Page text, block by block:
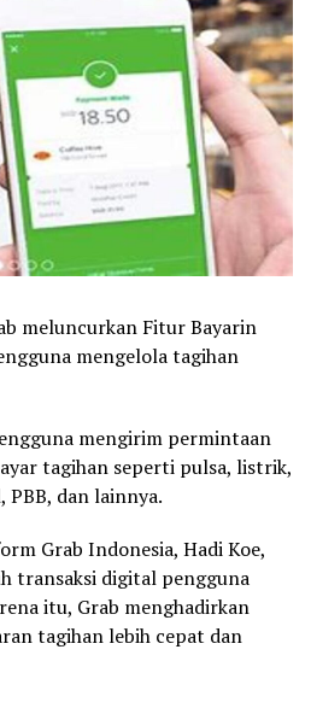
meluncurkan Fitur Bayarin
mengelola tagihan
mengirim permintaan
tagihan seperti pulsa, listrik,
PBB, dan lainnya.
Grab Indonesia, Hadi Koe,
transaksi digital pengguna
itu, Grab menghadirkan
tagihan lebih cepat dan